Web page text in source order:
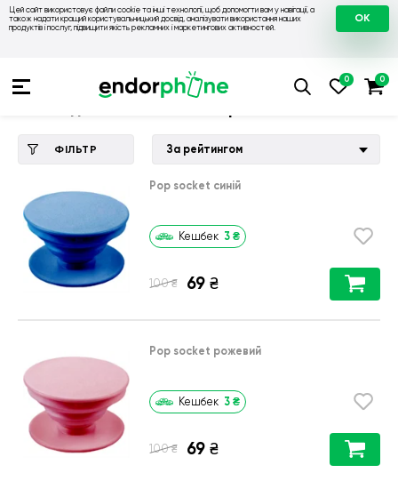
Цей сайт використовує файли cookie та інші технології, щоб допомогти вам у навігації, а
також надати кращий користувальницький досвід, аналізувати використання наших
продуктів і послуг, підвищити якість рекламних і маркетингових активностей.
OK
💙 Чохли на Xiaomi 💛 Чохол для Xiaomi
ФІЛЬТР За рейтингом
Pop socket синій
Кешбек 3 ₴
100 ₴ 69 ₴
Pop socket рожевий
Кешбек 3 ₴
100 ₴ 69 ₴